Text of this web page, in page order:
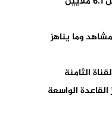
نجح برنامج “الصحيحة لاباس” في استقطاب 4.8 ملايين مشاهد وما يناهز
للإذاعة والتلفزة في رمضان 1445، كذلك القناة الثامنة
الواسعة